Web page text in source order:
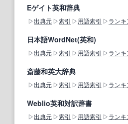
Eゲイト英和辞典
出典元 索引 用語索引 ラン
日本語WordNet(英和)
出典元 索引 用語索引 ラン
斎藤和英大辞典
出典元 索引 用語索引 ラン
Weblio英和対訳辞書
出典元 索引 用語索引 ラン